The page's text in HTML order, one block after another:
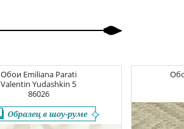
Обои Emiliana Parati
Valentin Yudashkin 5
86026